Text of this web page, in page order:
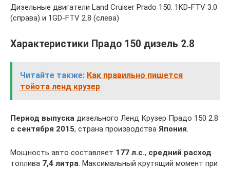
Дизельные двигатели Land Cruiser Prado 150: 1KD-FTV 3.0
(справа) и 1GD-FTV 2.8 (слева)
Характеристики Прадо 150 дизель 2.8
Читайте также: Как правильно пишется
тойота ленд крузер
Период выпуска дизельного Ленд Крузер Прадо 150 2.8
с сентября 2015, страна производства Япония.
Мощность авто составляет 177 л.с., средний расход
топлива 7,4 литра. Максимальный крутящий момент при